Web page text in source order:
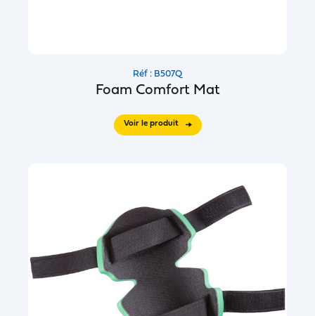
Réf : B507Q
Foam Comfort Mat
Voir le produit